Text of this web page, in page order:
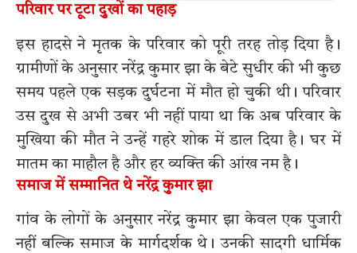
परिवार पर टूटा दुखों का पहाड़
इस हादसे ने मृतक के परिवार को पूरी तरह तोड़ दिया है।
ग्रामीणों के अनुसार नरेंद्र कुमार झा के बेटे सुधीर की भी कुछ
समय पहले एक सड़क दुर्घटना में मौत हो चुकी थी। परिवार
उस दुख से अभी उबर भी नहीं पाया था कि अब परिवार के
मुखिया की मौत ने उन्हें गहरे शोक में डाल दिया है। घर में
मातम का माहौल है और हर व्यक्ति की आंख नम है।
समाज में सम्मानित थे नरेंद्र कुमार झा
गांव के लोगों के अनुसार नरेंद्र कुमार झा केवल एक पुजारी
नहीं बल्कि समाज के मार्गदर्शक थे। उनकी सादगी धार्मिक